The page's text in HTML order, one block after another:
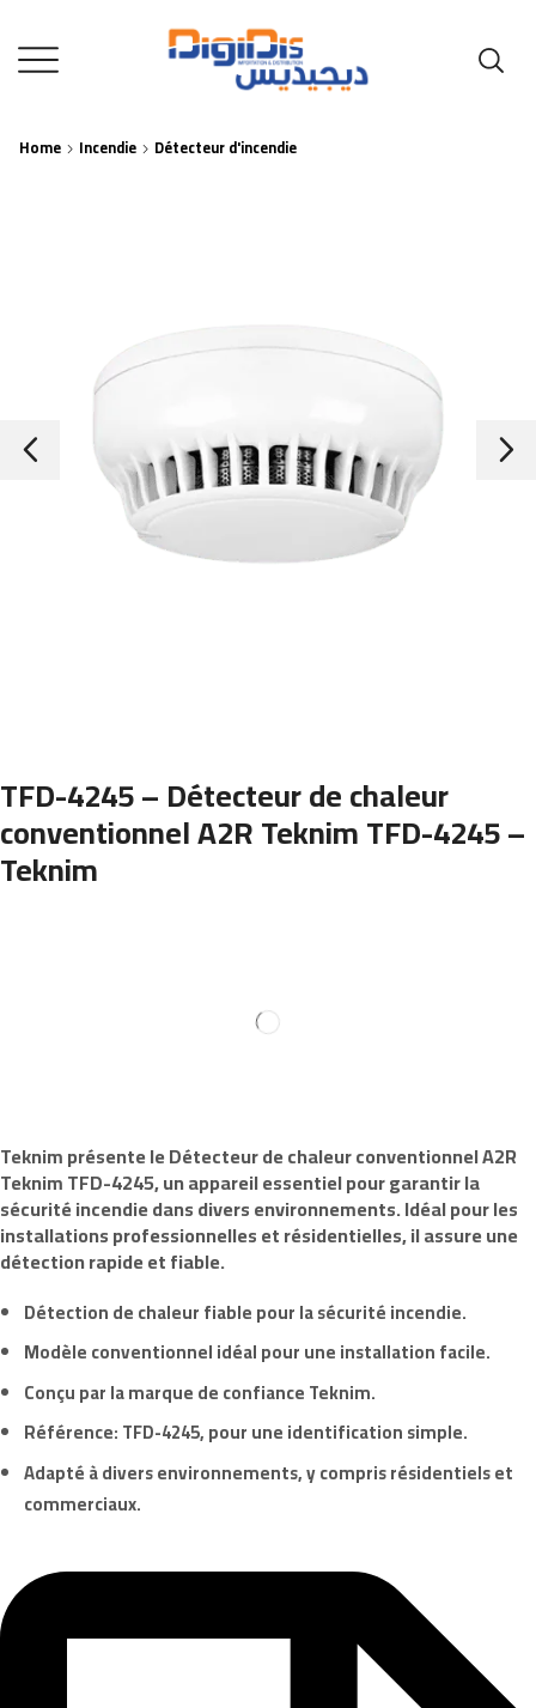
Home Incendie Détecteur d'incendie
TFD-4245 – Détecteur de chaleur
conventionnel A2R Teknim TFD-4245 –
Teknim
Teknimprésente leDétecteur de chaleur conventionnel A2R
Teknim TFD-4245, un appareil essentiel pour garantir la
sécurité incendie dans divers environnements. Idéal pour les
installations professionnelles et résidentielles, il assure une
détection rapide et fiable.
Détection de chaleur fiable pour la sécurité incendie.
Modèle conventionnel idéal pour une installation facile.
Conçu par la marque de confianceTeknim.
Référence:TFD-4245, pour une identification simple.
Adapté à divers environnements, y compris résidentiels et
commerciaux.